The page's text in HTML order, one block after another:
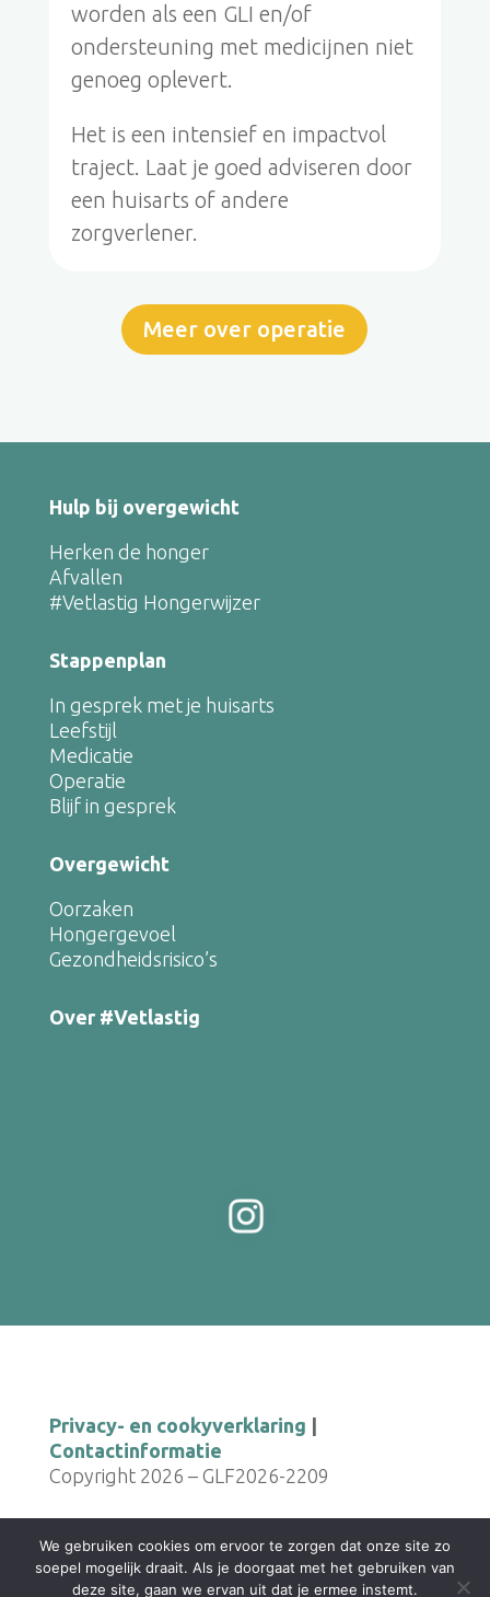
worden als een GLI en/of
ondersteuning met medicijnen niet
genoeg oplevert.
Het is een intensief en impactvol
traject. Laat je goed adviseren door
een huisarts of andere
zorgverlener.
Meer over operatie
Hulp bij overgewicht
Herken de honger
Afvallen
#Vetlastig Hongerwijzer
Stappenplan
In gesprek met je huisarts
Leefstijl
Medicatie
Operatie
Blijf in gesprek
Overgewicht
Oorzaken
Hongergevoel
Gezondheidsrisico’s
Over #Vetlastig
Privacy- en cookyverklaring
Contactinformatie
Copyright 2026 – GLF2026-2209
We gebruiken cookies om ervoor te zorgen dat onze site zo
soepel mogelijk draait. Als je doorgaat met het gebruiken van
deze site, gaan we ervan uit dat je ermee instemt.